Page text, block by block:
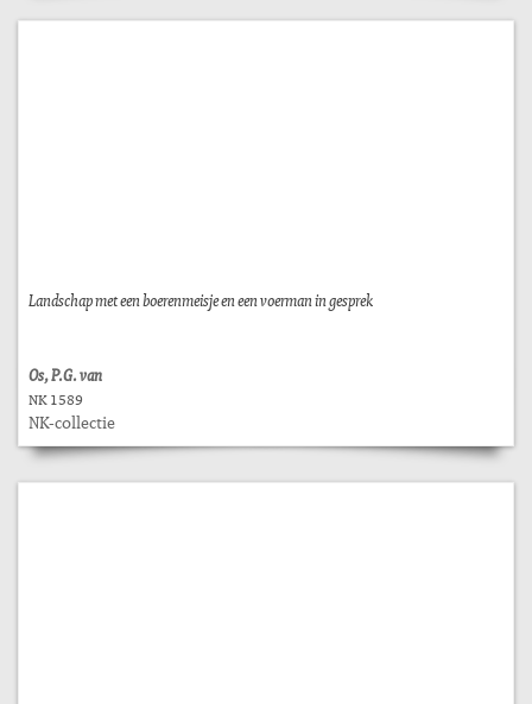
Landschap met een boerenmeisje en een voerman in gesprek
Os, P.G. van
NK 1589
NK-collectie